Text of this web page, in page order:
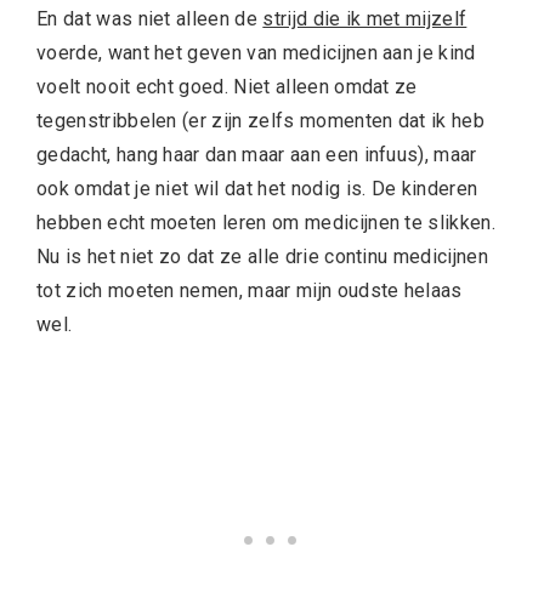
En dat was niet alleen de strijd die ik met mijzelf
voerde, want het geven van medicijnen aan je kind
voelt nooit echt goed. Niet alleen omdat ze
tegenstribbelen (er zijn zelfs momenten dat ik heb
gedacht, hang haar dan maar aan een infuus), maar
ook omdat je niet wil dat het nodig is. De kinderen
hebben echt moeten leren om medicijnen te slikken.
Nu is het niet zo dat ze alle drie continu medicijnen
tot zich moeten nemen, maar mijn oudste helaas
wel.